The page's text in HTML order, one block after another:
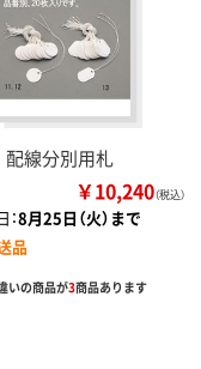
配線分別用札
￥10,240（税込）
8月25日（火）まで
品
いの商品が3商品あります